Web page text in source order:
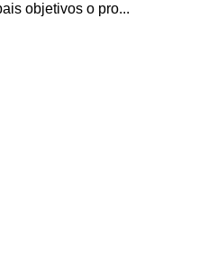
objetivos o pro...